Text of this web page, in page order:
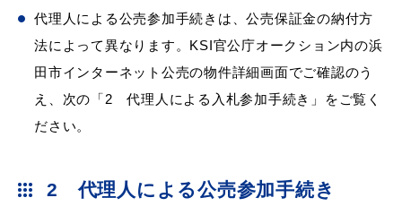
届出・証明 税金
代理人による公売参加手続きは、公売保証金の納付方
法によって異なります。KSI官公庁オークション内の浜
田市インターネット公売の物件詳細画面でご確認のう
え、次の「2 代理人による入札参加手続き」をご覧く
ださい。
2 代理人による公売参加手続き